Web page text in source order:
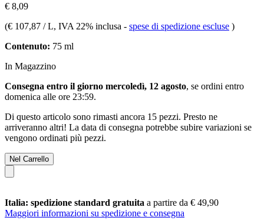
€ 8,09
(€ 107,87 / L, IVA 22% inclusa - spese di spedizione escluse )
Contenuto: 75 ml
In Magazzino
Consegna entro il giorno mercoledì, 12 agosto, se ordini entro
domenica alle ore 23:59.
Di questo articolo sono rimasti ancora 15 pezzi. Presto ne
arriveranno altri! La data di consegna potrebbe subire variazioni se
vengono ordinati più pezzi.
Nel Carrello
Italia: spedizione standard gratuita a partire da € 49,90
Maggiori informazioni su spedizione e consegna